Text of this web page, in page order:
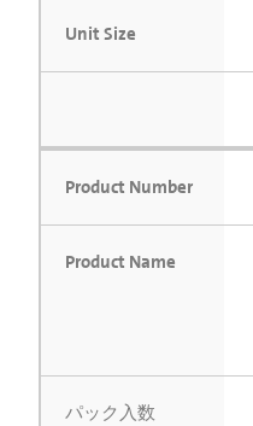
Unit Size
Product Number
Product Name
パック入数